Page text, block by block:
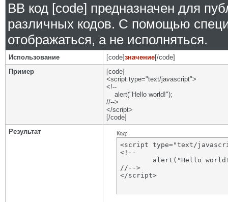
BB код [code] предназначен для
различных кодов. С помощью
отображаться, а не исполняться.
Использование [code]значение[/code]
Пример
[code]
<script type="text/javascript">
<!--
alert("Hello world!");
//-->
</script>
[/code]
Результат
Код:
<script type="text/
<!--
//-->
</script>